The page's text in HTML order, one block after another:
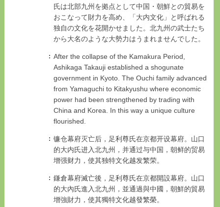
氏は北部九州を拠点として中国・朝鮮との貿易を
おこなって財力を高め、「大内文化」と呼ばれる
独自の文化を花開かせました。北九州の武士たち
から大名のような大勢力はうまれませんでした。
After the collapse of the Kamakura Period,
Ashikaga Takauji established a shogunate
government in Kyoto. The Ouchi family advanced
from Yamaguchi to Kitakyushu where economic
power had been strengthened by trading with
China and Korea. In this way a unique culture
flourished.
镰仓幕府灭亡后，足利尊氏在京都开设幕府。山口
的大内氏进入北九州，并通过与中国，朝鲜的贸易
增强财力，使其独特文化越发繁荣。
鎌倉幕府滅亡後，足利尊氏在京都開設幕府。山口
的大內氏進入北九州，並通過與中國，朝鮮的貿易
增強財力，使其獨特文化越發繁榮。